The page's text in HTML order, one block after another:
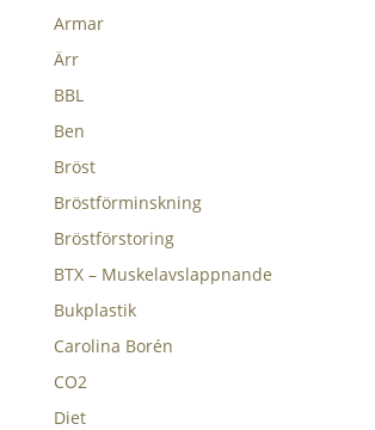
Armar
Ärr
BBL
Ben
Bröst
Bröstförminskning
Bröstförstoring
BTX – Muskelavslappnande
Bukplastik
Carolina Borén
CO2
Diet